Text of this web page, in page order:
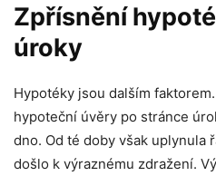
Zpřísnění
úroky
Hypotéky jsou dalším
hypoteční úvěry po stránce
dno. Od té doby však uplynula
došlo k výraznému zdražení.